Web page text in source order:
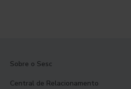
Sobre o Sesc
Central de Relacionamento